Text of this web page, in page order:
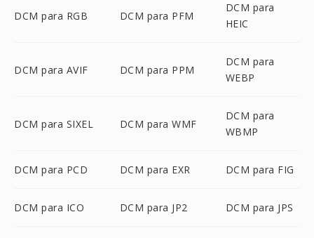
DCM para RGB DCM para PFM
DCM para
HEIC
DCM para AVIF DCM para PPM
DCM para
WEBP
DCM para SIXEL DCM para WMF
DCM para
WBMP
DCM para PCD DCM para EXR DCM para FIG
DCM para ICO DCM para JP2 DCM para JPS